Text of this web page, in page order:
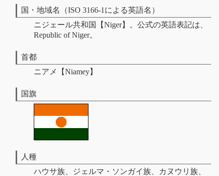
国・地域名（ISO 3166-1による英語名）
ニジェール共和国【Niger】。公式の英語表記は、
Republic of Niger。
首都
ニアメ【Niamey】
国旗
人種
ハウサ族、ジェルマ・ソンガイ族、カヌウリ族、